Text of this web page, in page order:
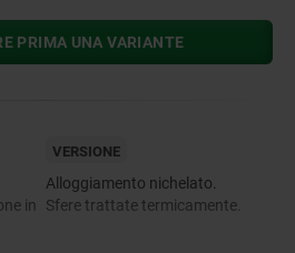
PRIMA UNA VARIANTE
in
VERSIONE
Alloggiamento nichelato.
Sfere trattate termicamente.